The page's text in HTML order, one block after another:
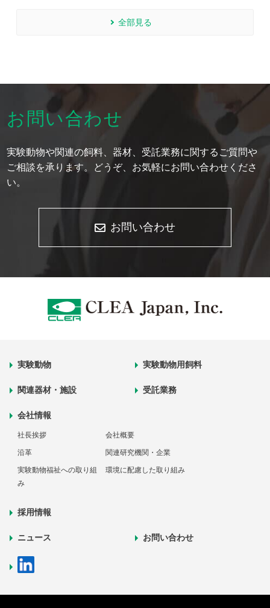
全部見る
お問い合わせ
実験動物や関連の飼料、器材、受託業務に関するご質問や
ご相談を承ります。どうぞ、お気軽にお問い合わせくださ
い。
お問い合わせ
実験動物 実験動物用飼料
関連器材・施設 受託業務
会社情報
社長挨拶 会社概要
沿革 関連研究機関・企業
実験動物福祉への取り組
み
環境に配慮した取り組み
採用情報
ニュース お問い合わせ